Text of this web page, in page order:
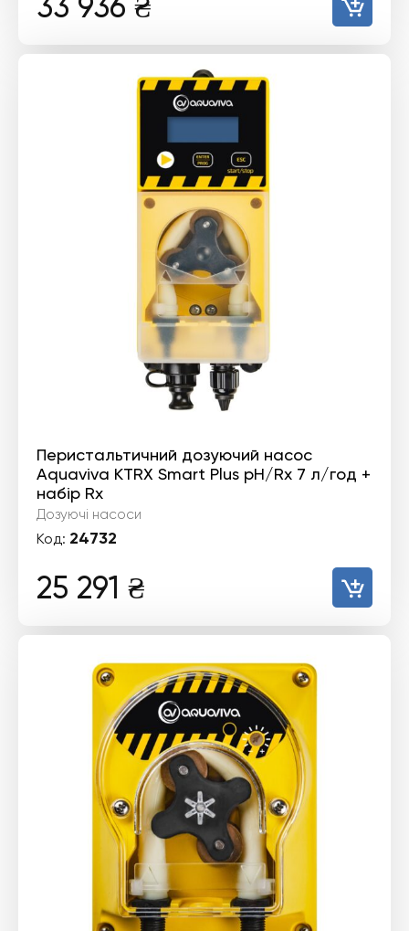
Перистальтичний дозуючий насос
Aquaviva KTRX Smart Plus pH/Rx 7 л/год +
набір Rx
Дозуючі насоси
Код: 24732
25 291 ₴